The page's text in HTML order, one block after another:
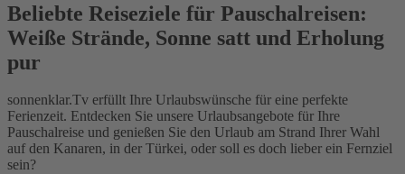
Beliebte Reiseziele für Pauschalreisen:
Weiße Strände, Sonne satt und Erholung
pur
sonnenklar.Tv erfüllt Ihre Urlaubswünsche für eine perfekte
Ferienzeit. Entdecken Sie unsere Urlaubsangebote für Ihre
Pauschalreise und genießen Sie den Urlaub am Strand Ihrer Wahl
auf den Kanaren, in der Türkei, oder soll es doch lieber ein Fernziel
sein?